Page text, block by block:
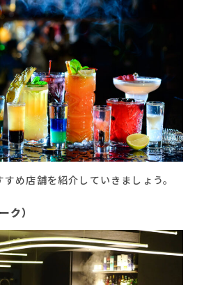
め店舗を紹介していきましょう。
ク）